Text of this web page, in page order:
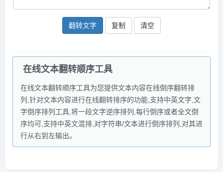
复制
在线文本翻转顺序工具
在线文本翻转顺序工具为您提供文本内容在线倒序翻转排
列,针对文本内容进行在线翻转排序的功能,支持中英文字,文
字倒序排列工具,将一段文字逆序排列,每行倒序或者全文倒
序均可,支持中英文混排,对字符串/文本进行倒序排列,对其进
行从右到左输出。